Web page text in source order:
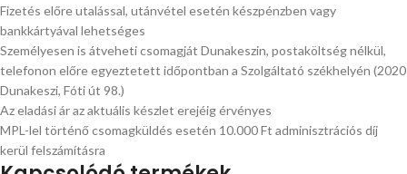
Fizetés előre utalással, utánvétel esetén készpénzben vagy
bankkártyával lehetséges
Személyesen is átveheti csomagját Dunakeszin, postaköltség nélkül,
telefonon előre egyeztetett időpontban a Szolgáltató székhelyén (2020
Dunakeszi, Fóti út 98.)
Az eladási ár az aktuális készlet erejéig érvényes
MPL-lel történő csomagküldés esetén 10.000 Ft adminisztrációs díj
kerül felszámításra